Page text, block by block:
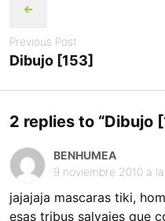
navigation
Previous Post
Dibujo [153]
2 replies to “Dibujo
BENHUMEA
9 noviembre 2010 a
jajajaja mascaras tiki,
esas tribus salvajes que